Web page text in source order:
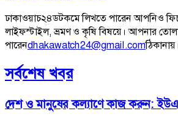
ঢাকাওয়াচ২৪ডটকমে লিখতে পারেন আপনিও
লাইফস্টাইল, ভ্রমণ ও কৃষি বিষয়ে। আপনার
পারেনdhakawatch24@gmail.comঠিকানায়।
সর্বশেষ খবর
দেশ ও মানুষের কল্যাণে কাজ করুন: